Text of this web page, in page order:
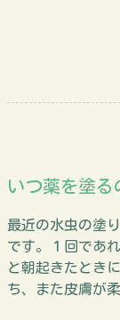
いつ薬を塗る
最近の水虫の塗
です。１回であ
と朝起きたとき
ち、また皮膚が